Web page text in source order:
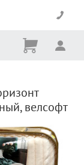
Корзина
Ничего
велсофт